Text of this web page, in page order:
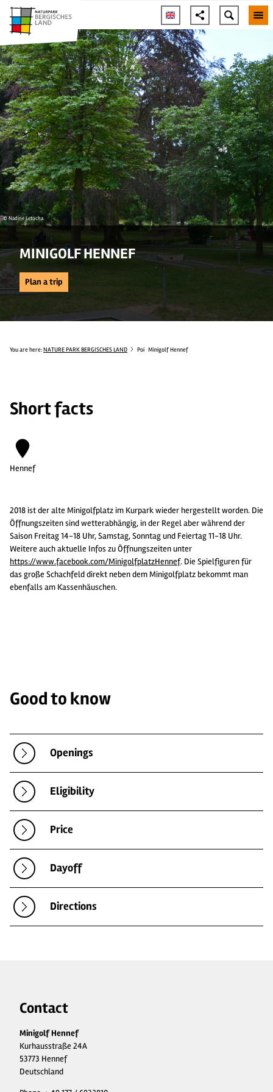
© Nadine Letocha
MINIGOLF HENNEF
Plan a trip
You are here:NATURE PARK BERGISCHES LAND Poi Minigolf Hennef
Short facts
Hennef
2018 ist der alte Minigolfplatz im Kurpark wieder hergestellt worden. Die
Öffnungszeiten sind wetterabhängig, in der Regel aber während der
Saison Freitag 14-18 Uhr, Samstag, Sonntag und Feiertag 11-18 Uhr.
Weitere auch aktuelle Infos zu Öffnungszeiten unter
https://www.facebook.com/MinigolfplatzHennef. Die Spielfiguren für
das große Schachfeld direkt neben dem Minigolfplatz bekommt man
ebenfalls am Kassenhäuschen.
Good to know
Openings
Eligibility
Price
Dayoff
Directions
Contact
Minigolf Hennef
Kurhausstraße 24A
53773 Hennef
Deutschland